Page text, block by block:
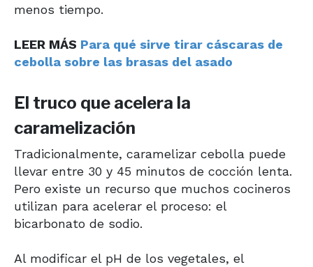
menos tiempo.
LEER MÁS Para qué sirve tirar cáscaras de
cebolla sobre las brasas del asado
El truco que acelera la
caramelización
Tradicionalmente, caramelizar cebolla puede
llevar entre 30 y 45 minutos de cocción lenta.
Pero existe un recurso que muchos cocineros
utilizan para acelerar el proceso: el
bicarbonato de sodio.
Al modificar el pH de los vegetales, el